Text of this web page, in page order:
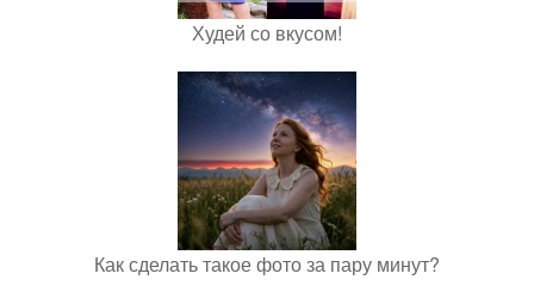
Худей со вкусом!
Как сделать такое фото за пару минут?